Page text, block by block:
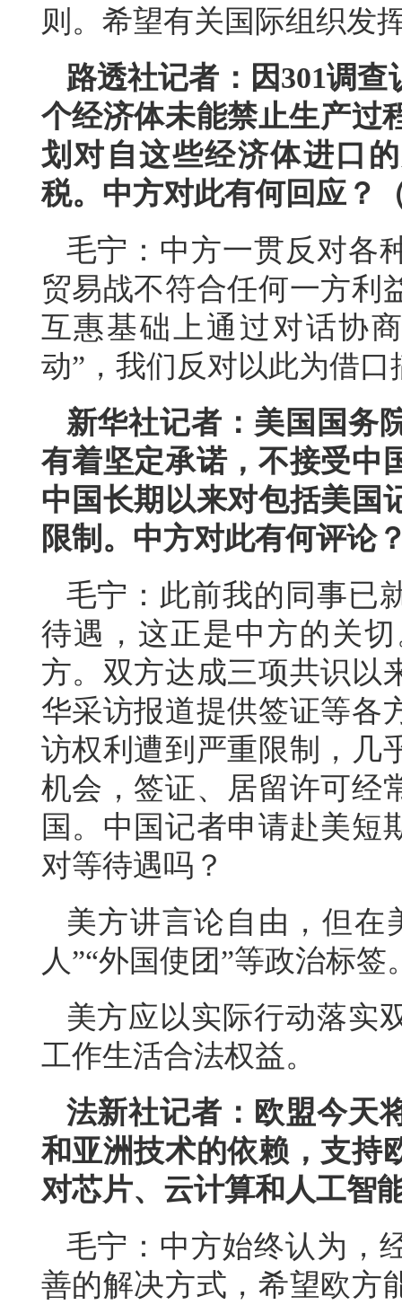
则。希望有关国际组织发
路透社记者：因301调
个经济体未能禁止生产过
划对自这些经济体进口
税。中方对此有何回应？
毛宁：中方一贯反对各
贸易战不符合任何一方利
互惠基础上通过对话协
动”，我们反对以此为借口
新华社记者：美国国务
有着坚定承诺，不接受中
中国长期以来对包括美国
限制。中方对此有何评论
毛宁：此前我的同事已
待遇，这正是中方的关
方。双方达成三项共识以
华采访报道提供签证等各
访权利遭到严重限制，几
机会，签证、居留许可经
国。中国记者申请赴美短
对等待遇吗？
美方讲言论自由，但在
人”“外国使团”等政治标
美方应以实际行动落实
工作生活合法权益。
法新社记者：欧盟今天
和亚洲技术的依赖，支持
对芯片、云计算和人工智
毛宁：中方始终认为，
善的解决方式，希望欧方